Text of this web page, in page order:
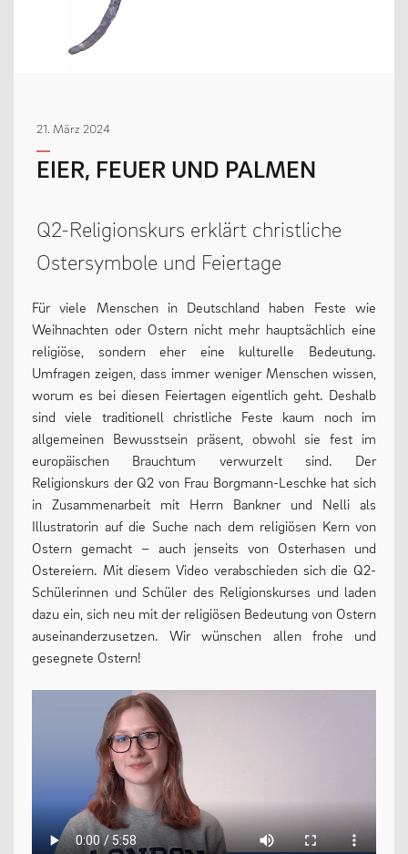
MENSCHEN
Kollegium
Vertretung der Schülerschaft
Erziehungsberechtigte & Förderverein
Ehemalige
LEBEN
13plus Nachmittagsangebot
Austausche und Fahrten
Europa
Beratung
Erprobungsstufe
Mittelstufe
Oberstufe
21. März 2024
EIER, FEUER UND PALMEN
Q2-Religionskurs erklärt christliche
Ostersymbole und Feiertage
Für viele Menschen in Deutschland haben Feste wie
Weihnachten oder Ostern nicht mehr hauptsächlich eine
religiöse, sondern eher eine kulturelle Bedeutung.
Umfragen zeigen, dass immer weniger Menschen wissen,
worum es bei diesen Feiertagen eigentlich geht. Deshalb
sind viele traditionell christliche Feste kaum noch im
allgemeinen Bewusstsein präsent, obwohl sie fest im
europäischen Brauchtum verwurzelt sind. Der
Religionskurs der Q2 von Frau Borgmann-Leschke hat sich
in Zusammenarbeit mit Herrn Bankner und Nelli als
Illustratorin auf die Suche nach dem religiösen Kern von
Ostern gemacht – auch jenseits von Osterhasen und
Ostereiern. Mit diesem Video verabschieden sich die Q2-
Schülerinnen und Schüler des Religionskurses und laden
dazu ein, sich neu mit der religiösen Bedeutung von Ostern
auseinanderzusetzen. Wir wünschen allen frohe und
gesegnete Ostern!